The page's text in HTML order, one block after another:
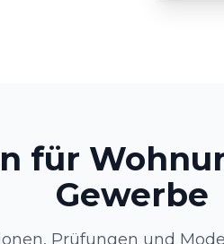
für
Gewerbe
Prüfungen und